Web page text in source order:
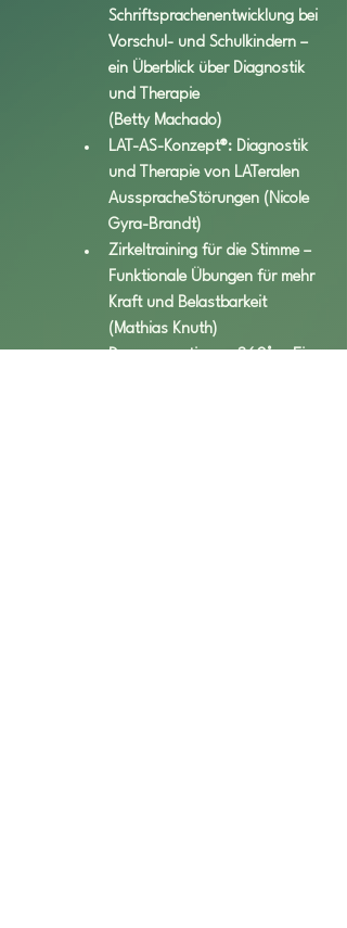
Schriftsprachenentwicklung bei
Vorschul- und Schulkindern –
ein Überblick über Diagnostik
und Therapie
(Betty Machado)
LAT-AS-Konzept®: Diagnostik
und Therapie von LATeralen
AusspracheStörungen (Nicole
Gyra-Brandt)
Zirkeltraining für die Stimme –
Funktionale Übungen für mehr
Kraft und Belastbarkeit
(Mathias Knuth)